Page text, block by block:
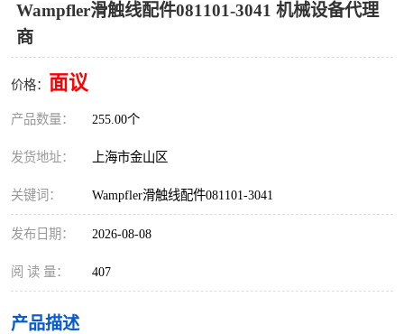
Wampfler滑触线配件081101-3041 机械设备代理
商
价格： 面议
产品数量： 255.00个
发货地址： 上海市金山区
关键词： Wampfler滑触线配件081101-3041
发布日期： 2026-08-08
阅 读 量： 407
产品描述
MYCOM步进电机
Warner Linear